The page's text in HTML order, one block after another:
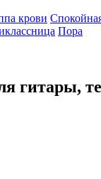
крови
Пора
гитары,